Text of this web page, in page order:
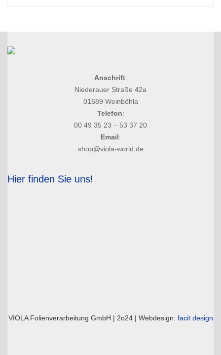
Anschrift:
Niederauer Straße 42a
01689 Weinböhla
Telefon:
00 49 35 23 – 53 37 20
Email:
shop@viola-world.de
Hier finden Sie uns!
VIOLA Folienverarbeitung GmbH | 2o24 | Webdesign: facit design